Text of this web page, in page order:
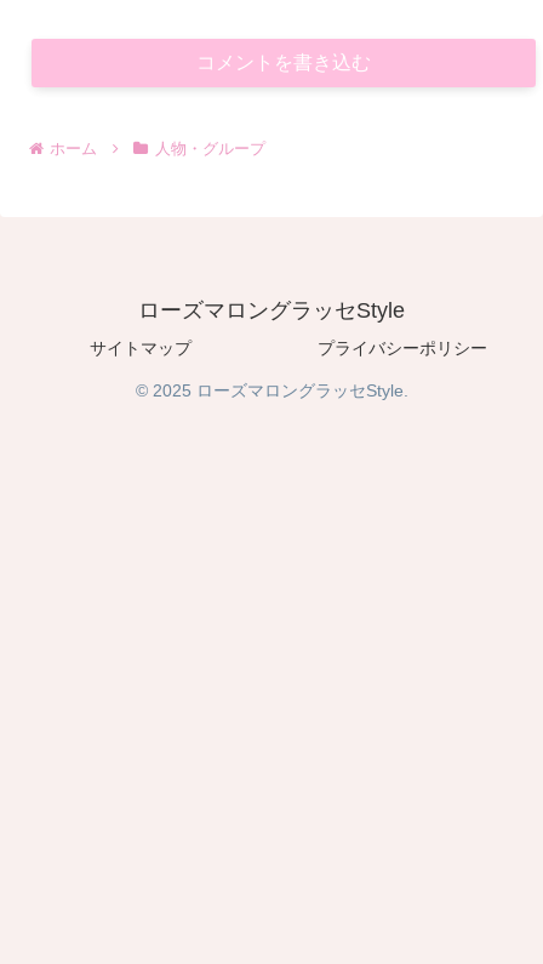
コメントを書き込む
ホーム 人物・グループ
ローズマロングラッセStyle
サイトマップ プライバシーポリシー
© 2025 ローズマロングラッセStyle.